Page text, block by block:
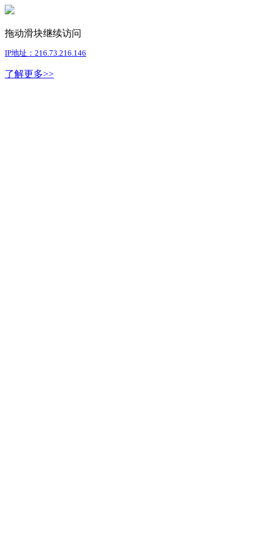
拖动滑块继续访问
IP地址：216.73.216.146
了解更多>>